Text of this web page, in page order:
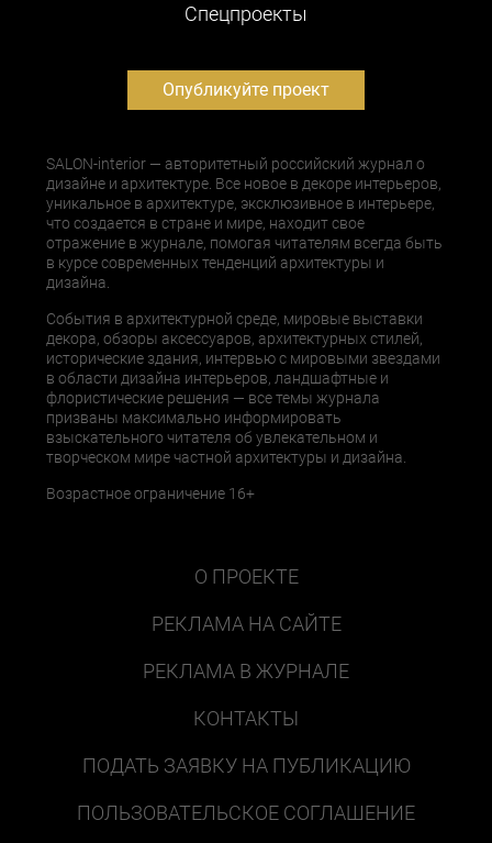
Cпецпроекты
Опубликуйте проект
SALON-interior — авторитетный российский журнал о
дизайне и архитектуре. Все новое в декоре интерьеров,
уникальное в архитектуре, эксклюзивное в интерьере,
что создается в стране и мире, находит свое
отражение в журнале, помогая читателям всегда быть
в курсе современных тенденций архитектуры и
дизайна.
События в архитектурной среде, мировые выставки
декора, обзоры аксессуаров, архитектурных стилей,
исторические здания, интервью с мировыми звездами
в области дизайна интерьеров, ландшафтные и
флористические решения — все темы журнала
призваны максимально информировать
взыскательного читателя об увлекательном и
творческом мире частной архитектуры и дизайна.
Возрастное ограничение 16+
О ПРОЕКТЕ
РЕКЛАМА НА САЙТЕ
РЕКЛАМА В ЖУРНАЛЕ
КОНТАКТЫ
ПОДАТЬ ЗАЯВКУ НА ПУБЛИКАЦИЮ
ПОЛЬЗОВАТЕЛЬСКОЕ СОГЛАШЕНИЕ